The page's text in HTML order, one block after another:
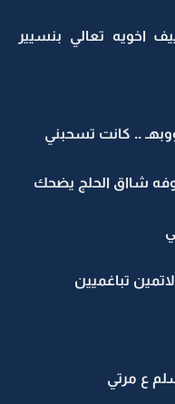
تعالي بنسيير
.. كانت تسحبني
شااق الحلج يضحك
تباغميين
ع مرتي